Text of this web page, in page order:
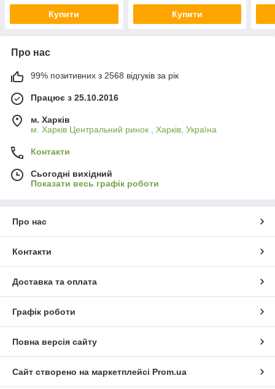
Купити Купити
Про нас
99% позитивних з 2568 відгуків за рік
Працює з 25.10.2016
м. Харків
м. Харків Центральний ринок , Харків, Україна
Контакти
Сьогодні вихідний
Показати весь графік роботи
Про нас
Контакти
Доставка та оплата
Графік роботи
Повна версія сайту
Сайт створено на маркетплейсі Prom.ua